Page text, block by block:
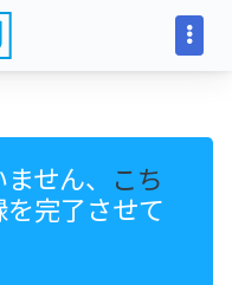
せん、
こち
を完了させて